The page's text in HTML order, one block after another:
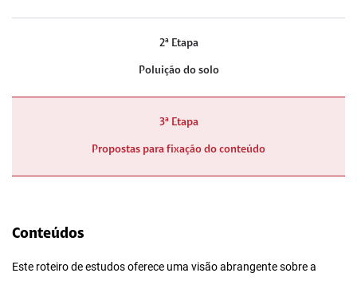
2ª Etapa
Poluição do solo
3ª Etapa
Propostas para fixação do conteúdo
Conteúdos
Este roteiro de estudos oferece uma visão abrangente sobre a